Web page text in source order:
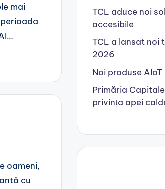
mai
perioada
oameni,
cu
TCL aduce noi
accesibile
TCL a lansat noi
2026
Noi produse
Primăria
privința apei